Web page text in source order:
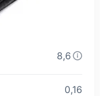
8,6
0,16